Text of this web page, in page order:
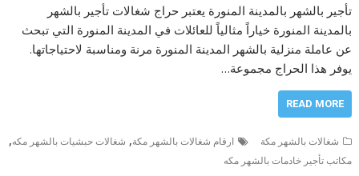
تأجير بالشهر بالمدينة المنورة يعتبر حراج شغالات تأجير بالشهر
بالمدينة المنورة خياراً مثالياً للعائلات في المدينة المنورة التي تبحث
عن عاملة منزلية بالشهر المدينة المنورة مرنة ومناسبة لاحتياجاتها.
يوفر هذا الحراج مجموعة…
READ MORE
شغالات بالشهر مكة ارقام شغالات بالشهر مكة, شغالات حبشيات بالشهر مكه,
مكاتب تأجير خادمات بالشهر مكه